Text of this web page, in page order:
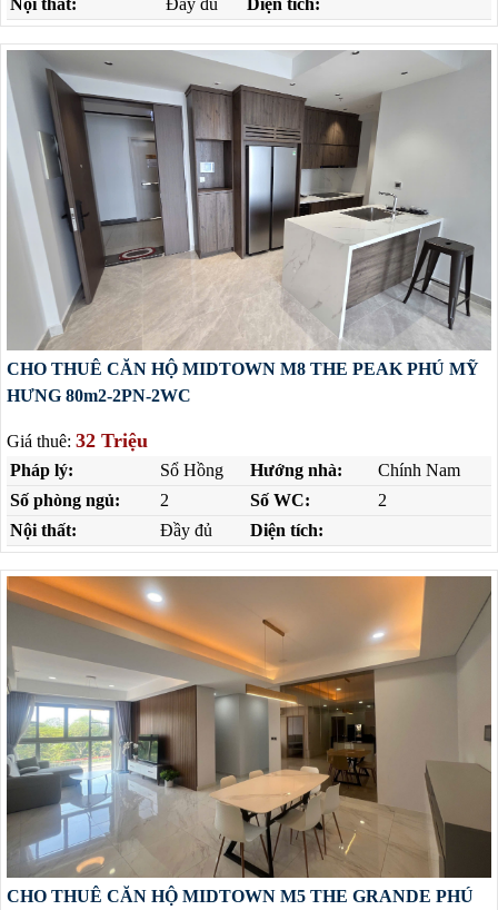
Nội thất:
Đầy đủ Diện tích:
CHO THUÊ CĂN HỘ MIDTOWN M8 THE PEAK PHÚ MỸ
HƯNG 80m2-2PN-2WC
Giá thuê: 32 Triệu
Pháp lý: Sổ Hồng Hướng nhà:
Chính Nam
Số phòng ngủ:
2 Số WC:
2
Nội thất:
Đầy đủ Diện tích:
CHO THUÊ CĂN HỘ MIDTOWN M5 THE GRANDE PHÚ